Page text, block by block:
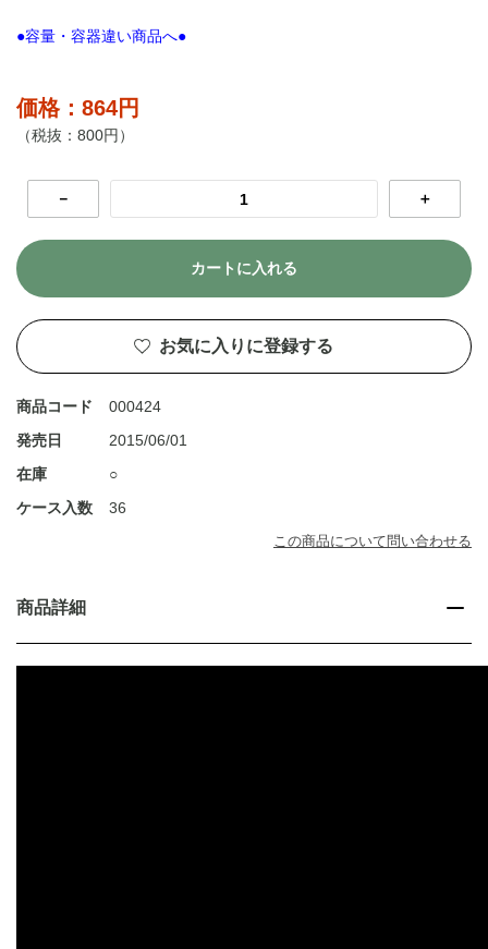
●容量・容器違い商品へ●
価格：864円
（税抜：800円）
－ ＋
カートに入れる
お気に入りに登録する
商品コード
000424
発売日
2015/06/01
在庫
○
ケース入数
36
この商品について問い合わせる
商品詳細